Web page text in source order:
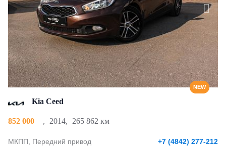
NEW
Kia Ceed
852 000 , 2014, 265 862 км
МКПП, Передний привод +7 (4842) 277-212